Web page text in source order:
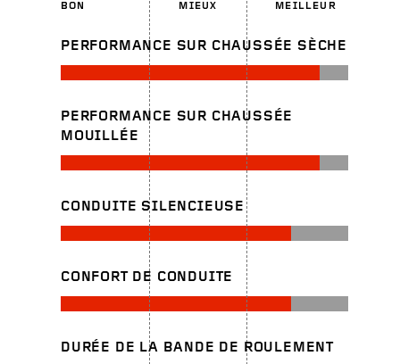
BON MIEUX MEILLEUR
PERFORMANCE SUR CHAUSSÉE SÈCHE
PERFORMANCE SUR CHAUSSÉE
MOUILLÉE
CONDUITE SILENCIEUSE
CONFORT DE CONDUITE
DURÉE DE LA BANDE DE ROULEMENT